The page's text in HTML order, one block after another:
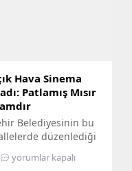
Hava Sinema
Patlamış Mısır
Belediyesinin bu
düzenlediği
günleri başladı.
Çavak
yorumlar kapalı